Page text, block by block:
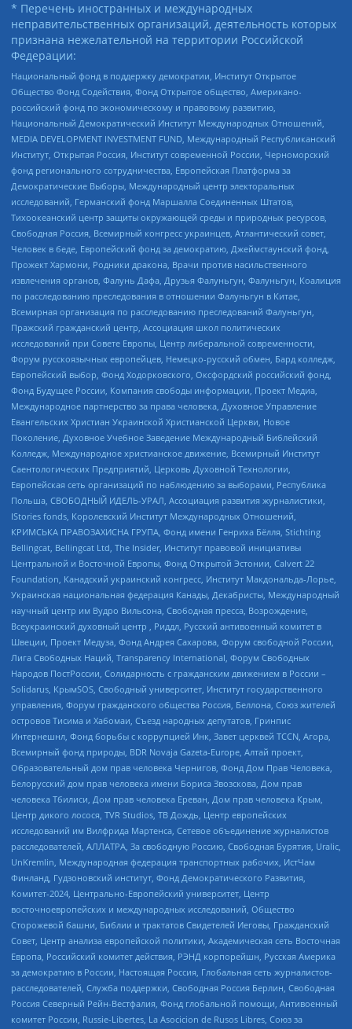
* Перечень иностранных и международных
неправительственных организаций, деятельность которых
признана нежелательной на территории Российской
Федерации:
Национальный фонд в поддержку демократии, Институт Открытое
Общество Фонд Содействия, Фонд Открытое общество, Американо-
российский фонд по экономическому и правовому развитию,
Национальный Демократический Институт Международных Отношений,
MEDIA DEVELOPMENT INVESTMENT FUND, Международный Республиканский
Институт, Открытая Россия, Институт современной России, Черноморский
фонд регионального сотрудничества, Европейская Платформа за
Демократические Выборы, Международный центр электоральных
исследований, Германский фонд Маршалла Соединенных Штатов,
Тихоокеанский центр защиты окружающей среды и природных ресурсов,
Свободная Россия, Всемирный конгресс украинцев, Атлантический совет,
Человек в беде, Европейский фонд за демократию, Джеймстаунский фонд,
Прожект Хармони, Родники дракона, Врачи против насильственного
извлечения органов, Фалунь Дафа, Друзья Фалуньгун, Фалуньгун, Коалиция
по расследованию преследования в отношении Фалуньгун в Китае,
Всемирная организация по расследованию преследований Фалуньгун,
Пражский гражданский центр, Ассоциация школ политических
исследований при Совете Европы, Центр либеральной современности,
Форум русскоязычных европейцев, Немецко-русский обмен, Бард колледж,
Европейский выбор, Фонд Ходорковского, Оксфордский российский фонд,
Фонд Будущее России, Компания свободы информации, Проект Медиа,
Международное партнерство за права человека, Духовное Управление
Евангельских Христиан Украинской Христианской Церкви, Новое
Поколение, Духовное Учебное Заведение Международный Библейский
Колледж, Международное христианское движение, Всемирный Институт
Саентологических Предприятий, Церковь Духовной Технологии,
Европейская сеть организаций по наблюдению за выборами, Республика
Польша, СВОБОДНЫЙ ИДЕЛЬ-УРАЛ, Ассоциация развития журналистики,
IStories fonds, Королевский Институт Международных Отношений,
КРИМСЬКА ПРАВОЗАХИСНА ГРУПА, Фонд имени Генриха Бёлля, Stichting
Bellingcat, Bellingcat Ltd, The Insider, Институт правовой инициативы
Центральной и Восточной Европы, Фонд Открытой Эстонии, Calvert 22
Foundation, Канадский украинский конгресс, Институт Макдональда-Лорье,
Украинская национальная федерация Канады, Декабристы, Международный
научный центр им Вудро Вильсона, Свободная пресса, Возрождение,
Всеукраинский духовный центр , Риддл, Русский антивоенный комитет в
Швеции, Проект Медуза, Фонд Андрея Сахарова, Форум свободной России,
Лига Свободных Наций, Transparеncy International, Форум Свободных
Народов ПостРоссии, Солидарность с гражданским движением в России –
Solidarus, КрымSOS, Свободный университет, Институт государственного
управления, Форум гражданского общества Россия, Беллона, Союз жителей
островов Тисима и Хабомаи, Съезд народных депутатов, Гринпис
Интернешнл, Фонд борьбы с коррупцией Инк, Завет церквей TCCN, Агора,
Всемирный фонд природы, BDR Novaja Gazeta-Europe, Алтай проект,
Образовательный дом прав человека Чернигов, Фонд Дом Прав Человека,
Белорусский дом прав человека имени Бориса Звозскова, Дом прав
человека Тбилиси, Дом прав человека Ереван, Дом прав человека Крым,
Центр дикого лосося, TVR Studios, ТВ Дождь, Центр европейских
исследований им Вилфрида Мартенса, Сетевое объединение журналистов
расследователей, АЛЛАТРА, За свободную Россию, Свободная Бурятия, Uralic,
UnKremlin, Международная федерация транспортных рабочих, ИстЧам
Финланд, Гудзоновский институт, Фонд Демократического Развития,
Комитет-2024, Центрально-Европейский университет, Центр
восточноевропейских и международных исследований, Общество
Сторожевой башни, Библии и трактатов Свидетелей Иеговы, Гражданский
Совет, Центр анализа европейской политики, Академическая сеть Восточная
Европа, Российский комитет действия, РЭНД корпорейшн, Русская Америка
за демократию в России, Настоящая Россия, Глобальная сеть журналистов-
расследователей, Служба поддержки, Свободная Россия Берлин, Свободная
Россия Северный Рейн-Вестфалия, Фонд глобальной помощи, Антивоенный
комитет России, Russie-Libertes, La Asocicion de Rusos Libres, Союз за